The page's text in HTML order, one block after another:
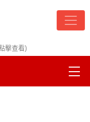
擊查看)